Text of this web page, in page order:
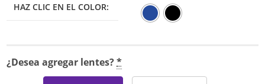
HAZ CLIC EN EL COLOR:
¿Desea agregar lentes?*